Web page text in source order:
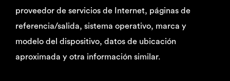
proveedor de servicios de Internet, páginas de
referencia/salida, sistema operativo, marca y
modelo del dispositivo, datos de ubicación
aproximada y otra información similar.